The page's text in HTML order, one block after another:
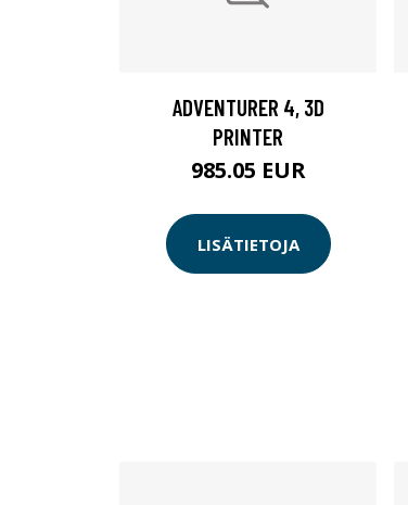
ADVENTURER 4, 3D
PRINTER
985.05 EUR
LISÄTIETOJA